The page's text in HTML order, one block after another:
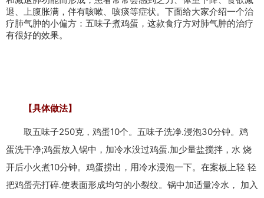
退、上腹胀满，伴有咳嗽、咳痰等症状。下面给大家介绍一个治
疗肺气肿的小偏方 ：五味子煮鸡蛋，这款食疗方对肺气肿的治疗
有很好的效果。
【具体做法】
取五味子250克，鸡蛋10个。五味子洗净.浸泡30分钟。鸡
蛋洗干净;鸡蛋放入锅中，加冷水没过鸡蛋.加少量盐搅拌，水 烧
开后小火煮10分钟。鸡蛋捞出，用冷水浸泡一下。在案板上轻 轻
把鸡蛋壳打碎.使表面形成均匀的小裂纹。锅中加适量冷水， 加入